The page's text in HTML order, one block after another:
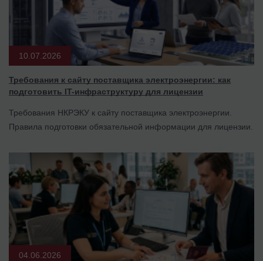
10.07.2026
Требования к сайту поставщика электроэнергии: как
подготовить IT-инфраструктуру для лицензии
Требования НКРЭКУ к сайту поставщика электроэнергии.
Правила подготовки обязательной информации для лицензии.
04.06.2026